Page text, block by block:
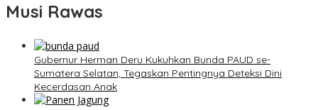
Musi Rawas
Gubernur Herman Deru Kukuhkan Bunda PAUD se-
Sumatera Selatan, Tegaskan Pentingnya Deteksi Dini
Kecerdasan Anak